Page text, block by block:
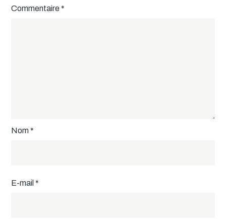
Commentaire *
Nom *
E-mail *